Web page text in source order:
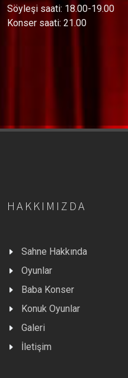
Söyleşi saati: 18.00-19.00
Konser saati: 21.00
HAKKIMIZDA
Sahne Hakkında
Oyunlar
Baba Konser
Konuk Oyunlar
Galeri
İletişim